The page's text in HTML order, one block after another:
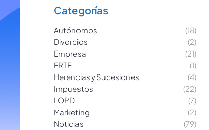
Categorías
Autónomos
(18)
Divorcios
(2)
Empresa
(21)
ERTE
(1)
Herencias y Sucesiones
(4)
Impuestos
(22)
LOPD
(7)
Marketing
(2)
Noticias
(79)